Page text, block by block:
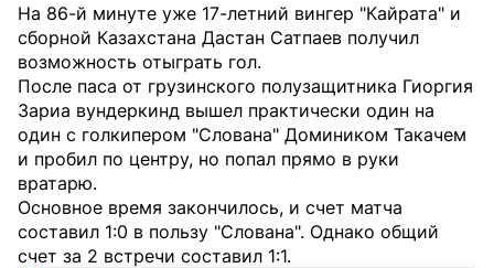
На 86-й минуте уже 17-летний вингер "Кайрата" и
сборной Казахстана Дастан Сатпаев получил
возможность отыграть гол.
После паса от грузинского полузащитника Гиоргия
Зариа вундеркинд вышел практически один на
один с голкипером "Слована" Домиником Такачем
и пробил по центру, но попал прямо в руки
вратарю.
Основное время закончилось, и счет матча
составил 1:0 в пользу "Слована". Однако общий
счет за 2 встречи составил 1:1.